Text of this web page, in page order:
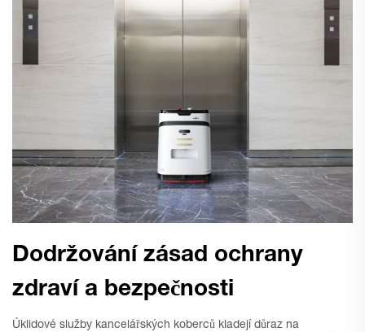
Dodržování zásad ochrany
zdraví a bezpečnosti
Úklidové služby kancelářských koberců kladejí důraz na